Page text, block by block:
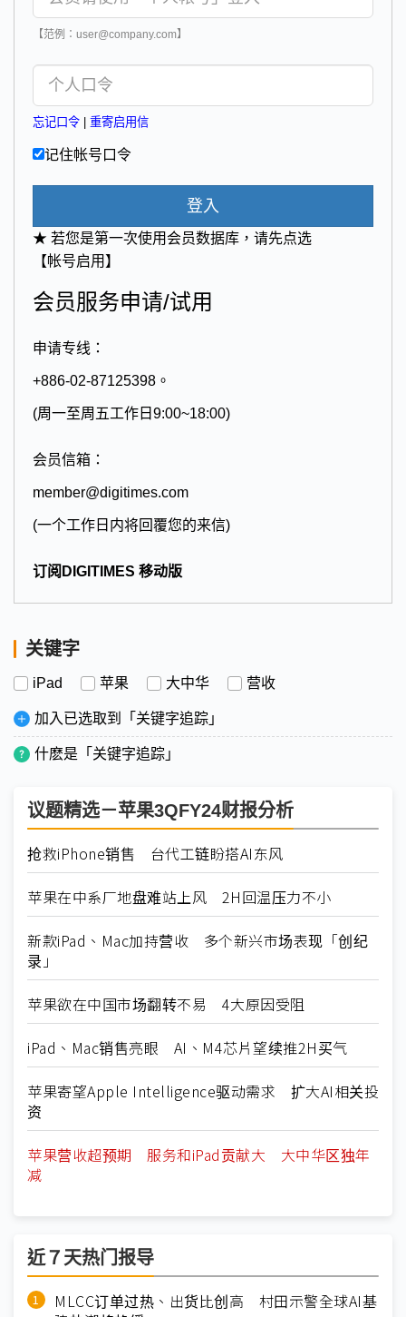
【范例：user@company.com】
忘记口令 重寄启用信
记住帐号口令
登入
★ 若您是第一次使用会员数据库，请先点选
【帐号启用】
会员服务申请/试用
申请专线：
+886-02-87125398。
(周一至周五工作日9:00~18:00)
会员信箱：
member@digitimes.com
(一个工作日内将回覆您的来信)
订阅DIGITIMES 移动版
关键字
iPad 苹果 大中华 营收
加入已选取到「关键字追踪」
什麽是「关键字追踪」
议题精选－苹果3QFY24财报分析
抢救iPhone销售 台代工链盼搭AI东风
苹果在中系厂地盘难站上风 2H回温压力不小
新款iPad、Mac加持营收 多个新兴市场表现「创纪
录」
苹果欲在中国市场翻转不易 4大原因受阻
iPad、Mac销售亮眼 AI、M4芯片望续推2H买气
苹果寄望Apple Intelligence驱动需求 扩大AI相关投
资
苹果营收超预期 服务和iPad贡献大 大中华区独年
减
近７天热门报导
MLCC订单过热、出货比创高 村田示警全球AI基